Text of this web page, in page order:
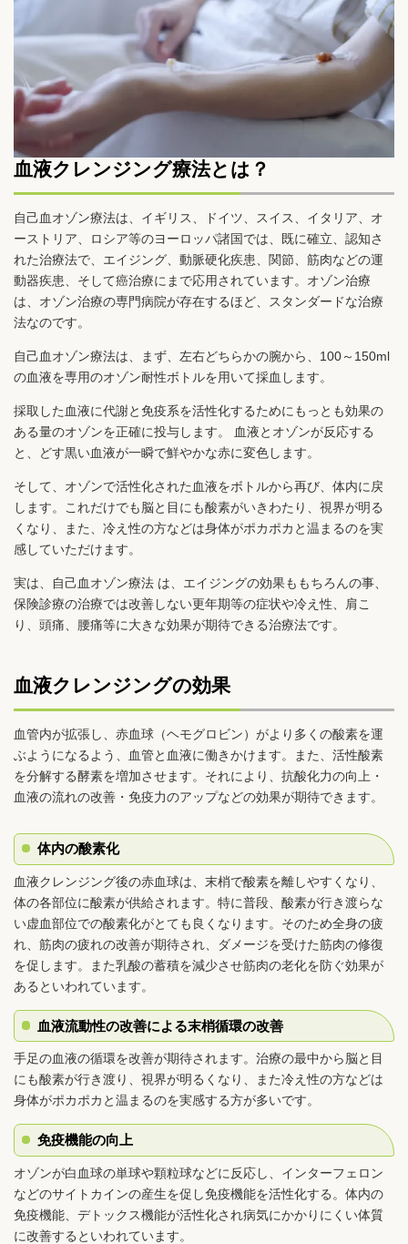
血液クレンジング療法とは？
自己血オゾン療法は、イギリス、ドイツ、スイス、イタリア、オ
ーストリア、ロシア等のヨーロッパ諸国では、既に確立、認知さ
れた治療法で、エイジング、動脈硬化疾患、関節、筋肉などの運
動器疾患、そして癌治療にまで応用されています。オゾン治療
は、オゾン治療の専門病院が存在するほど、スタンダードな治療
法なのです。
自己血オゾン療法は、まず、左右どちらかの腕から、100～150ml
の血液を専用のオゾン耐性ボトルを用いて採血します。
採取した血液に代謝と免疫系を活性化するためにもっとも効果の
ある量のオゾンを正確に投与します。 血液とオゾンが反応する
と、どす黒い血液が一瞬で鮮やかな赤に変色します。
そして、オゾンで活性化された血液をボトルから再び、体内に戻
します。これだけでも脳と目にも酸素がいきわたり、視界が明る
くなり、また、冷え性の方などは身体がポカポカと温まるのを実
感していただけます。
実は、自己血オゾン療法 は、エイジングの効果ももちろんの事、
保険診療の治療では改善しない更年期等の症状や冷え性、肩こ
り、頭痛、腰痛等に大きな効果が期待できる治療法です。
血液クレンジングの効果
血管内が拡張し、赤血球（ヘモグロビン）がより多くの酸素を運
ぶようになるよう、血管と血液に働きかけます。また、活性酸素
を分解する酵素を増加させます。それにより、抗酸化力の向上・
血液の流れの改善・免疫力のアップなどの効果が期待できます。
体内の酸素化
血液クレンジング後の赤血球は、末梢で酸素を離しやすくなり、
体の各部位に酸素が供給されます。特に普段、酸素が行き渡らな
い虚血部位での酸素化がとても良くなります。そのため全身の疲
れ、筋肉の疲れの改善が期待され、ダメージを受けた筋肉の修復
を促します。また乳酸の蓄積を減少させ筋肉の老化を防ぐ効果が
あるといわれています。
血液流動性の改善による末梢循環の改善
手足の血液の循環を改善が期待されます。治療の最中から脳と目
にも酸素が行き渡り、視界が明るくなり、また冷え性の方などは
身体がポカポカと温まるのを実感する方が多いです。
免疫機能の向上
オゾンが白血球の単球や顆粒球などに反応し、インターフェロン
などのサイトカインの産生を促し免疫機能を活性化する。体内の
免疫機能、デトックス機能が活性化され病気にかかりにくい体質
に改善するといわれています。